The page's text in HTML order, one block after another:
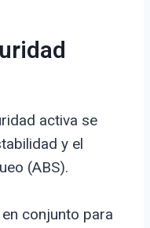
activa se
y el
(ABS).
conjunto para